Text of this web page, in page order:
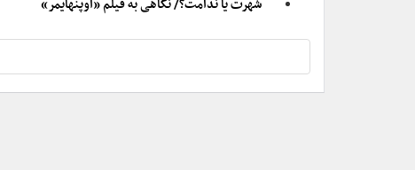
شهرت یا ندامت؟/ نگاهی به فیلم «اوپنهایمر»